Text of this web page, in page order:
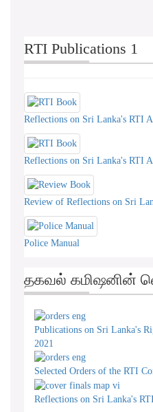
RTI Publications 1
Reflections on Sri Lanka's RTI
Reflections on Sri Lanka's RTI
Review of Reflections on Sri
Police Manual
தகவல் கமிஷனின்
Publications on Sri Lanka's
2021
Selected Orders of the RTI
Reflections on Sri Lanka's